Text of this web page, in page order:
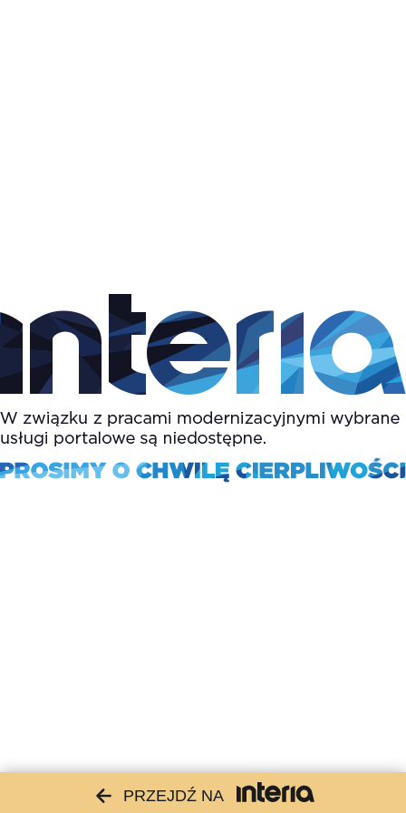
PRZEJDŹ NA